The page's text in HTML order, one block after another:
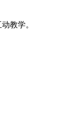
教学。